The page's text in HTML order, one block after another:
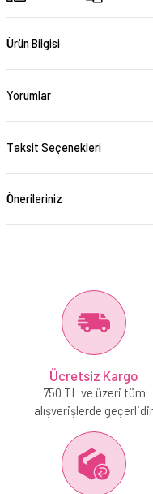
Ürün Bilgisi
Yorumlar
Taksit Seçenekleri
Önerileriniz
Ücretsiz Kargo
750 TL ve üzeri tüm
alışverişlerde geçerlidir